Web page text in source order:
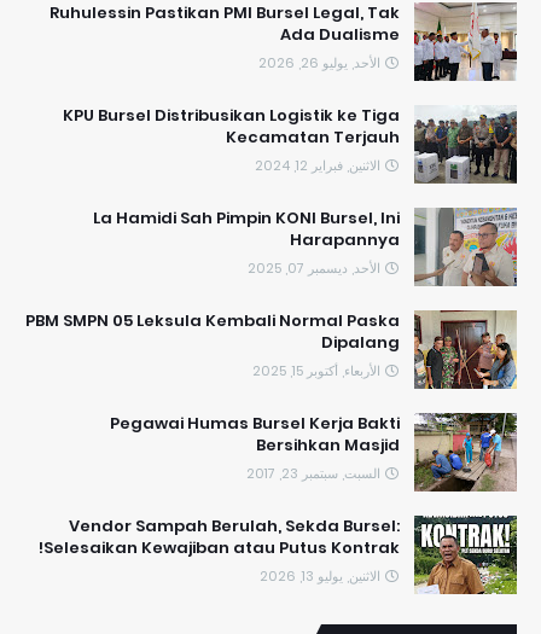
​Ruhulessin Pastikan PMI Bursel Legal, Tak
Ada Dualisme
الأحد, يوليو 26, 2026
KPU Bursel Distribusikan Logistik ke Tiga
Kecamatan Terjauh
الاثنين, فبراير 12, 2024
La Hamidi Sah Pimpin KONI Bursel, Ini
Harapannya
الأحد, ديسمبر 07, 2025
PBM SMPN 05 Leksula Kembali Normal Paska
Dipalang
الأربعاء, أكتوبر 15, 2025
Pegawai Humas Bursel Kerja Bakti
Bersihkan Masjid
السبت, سبتمبر 23, 2017
Vendor Sampah Berulah, Sekda Bursel:
Selesaikan Kewajiban atau Putus Kontrak!
الاثنين, يوليو 13, 2026